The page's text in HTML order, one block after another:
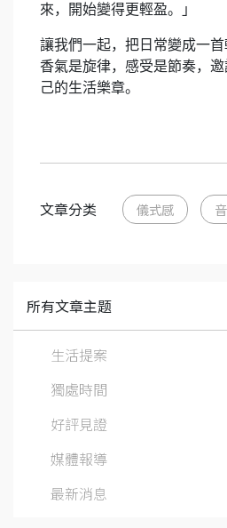
來，開始變得更輕盈。」
讓我們一起，把日常變成一首
香氣是旋律，感受是節奏，
己的生活樂章。
文章分类 儀式感
所有文章主题
生活提案
獨處時間
好評見證
媒體報導
最新消息